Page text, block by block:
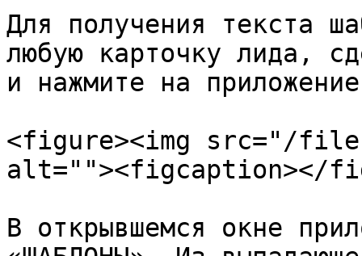
Для получения текста
любую карточку лида,
и нажмите на
<figure><img src="/files/
alt=""><figcaption></
В открывшемся окне